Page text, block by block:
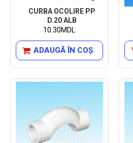
CURBA OCOLIRE PP
D.20 ALB
10.30MDL
ADAUGĂ ÎN COŞ